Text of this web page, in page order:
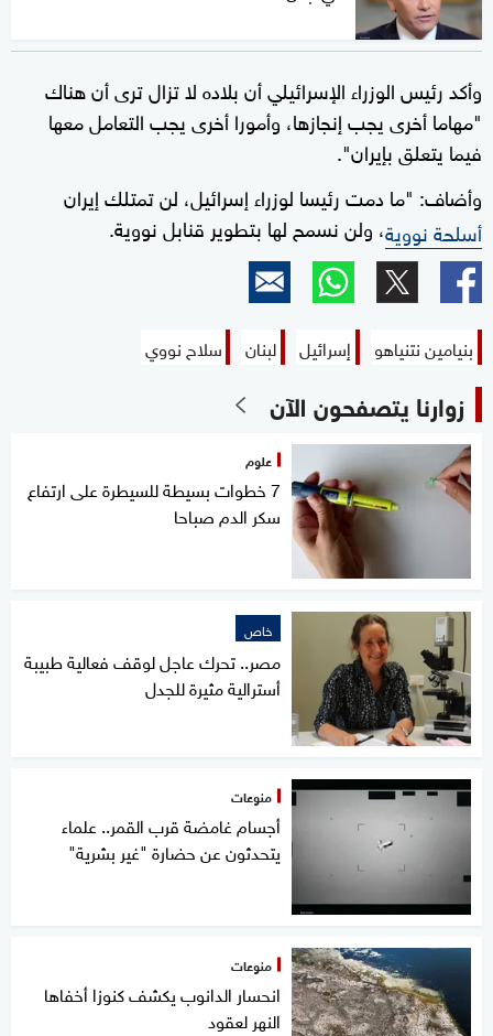
وأكد رئيس الوزراء الإسرائيلي أن بلاده لا تزال ترى أن هناك
"مهاما أخرى يجب إنجازها، وأمورا أخرى يجب التعامل معها
فيما يتعلق بإيران".
وأضاف: "ما دمت رئيسا لوزراء إسرائيل، لن تمتلك إيران
أسلحة نووية، ولن نسمح لها بتطوير قنابل نووية.
بنيامين نتنياهو إسرائيل لبنان سلاح نووي
زوارنا يتصفحون الآن
علوم
7 خطوات بسيطة للسيطرة على ارتفاع
سكر الدم صباحا
خاص
مصر.. تحرك عاجل لوقف فعالية طبيبة
أسترالية مثيرة للجدل
منوعات
أجسام غامضة قرب القمر.. علماء
يتحدثون عن حضارة "غير بشرية"
منوعات
انحسار الدانوب يكشف كنوزا أخفاها
النهر لعقود